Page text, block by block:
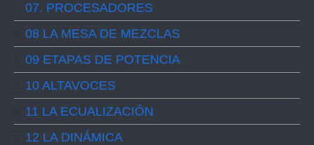
07. PROCESADORES
08 LA MESA DE MEZCLAS
09 ETAPAS DE POTENCIA
10 ALTAVOCES
11 LA ECUALIZACIÓN
12 LA DINÁMICA